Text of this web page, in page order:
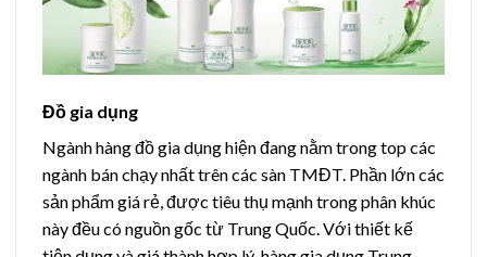
Đồ gia dụng
Ngành hàng đồ gia dụng hiện đang nằm trong top các
ngành bán chạy nhất trên các sàn TMĐT. Phần lớn các
sản phẩm giá rẻ, được tiêu thụ mạnh trong phân khúc
này đều có nguồn gốc từ Trung Quốc.Với thiết kế